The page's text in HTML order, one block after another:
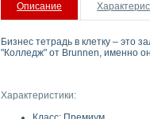
Описание
Бизнес тетрадь в клетку – это
"Колледж" от Brunnen, именно
Характеристики: